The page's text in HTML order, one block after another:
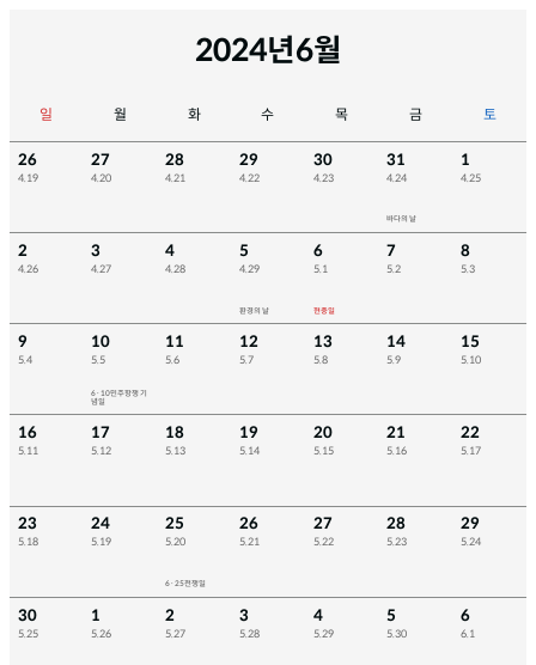
2024년6월
일 월 화 수 목 금 토
26
4.19
27
4.20
28
4.21
29
4.22
30
4.23
31
4.24
바다의 날
1
4.25
2
4.26
3
4.27
4
4.28
5
4.29
환경의 날
6
5.1
현충일
7
5.2
8
5.3
9
5.4
10
5.5
6·10민주항쟁 기
념일
11
5.6
12
5.7
13
5.8
14
5.9
15
5.10
16
5.11
17
5.12
18
5.13
19
5.14
20
5.15
21
5.16
22
5.17
23
5.18
24
5.19
25
5.20
6·25전쟁일
26
5.21
27
5.22
28
5.23
29
5.24
30
5.25
1
5.26
2
5.27
3
5.28
4
5.29
5
5.30
6
6.1